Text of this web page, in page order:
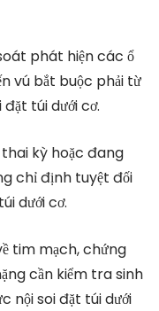
phát hiện các ổ
vú bắt buộc phải từ
túi dưới cơ.
kỳ hoặc đang
chỉ định tuyệt đối
dưới cơ.
tim mạch, chứng
cần kiểm tra sinh
nội soi đặt túi dưới